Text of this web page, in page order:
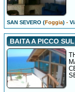
SAN SEVERO (Foggia) -
BAITA A PICCO